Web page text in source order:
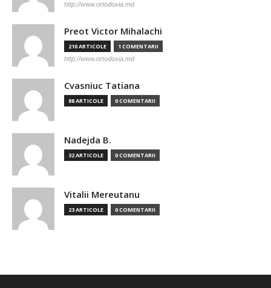
http://www.ortodoxia.md
Preot Victor Mihalachi
210 ARTICOLE 1 COMENTARII
http://www.ortodoxia.md
Cvasniuc Tatiana
88 ARTICOLE 0 COMENTARII
Nadejda B.
32 ARTICOLE 0 COMENTARII
Vitalii Mereutanu
23 ARTICOLE 0 COMENTARII